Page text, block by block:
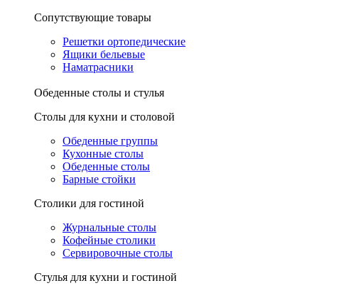
Сопутствующие товары
Решетки ортопедические
Ящики бельевые
Наматрасники
Обеденные столы и стулья
Столы для кухни и столовой
Обеденные группы
Кухонные столы
Обеденные столы
Барные стойки
Столики для гостиной
Журнальные столы
Кофейные столики
Сервировочные столы
Стулья для кухни и гостиной